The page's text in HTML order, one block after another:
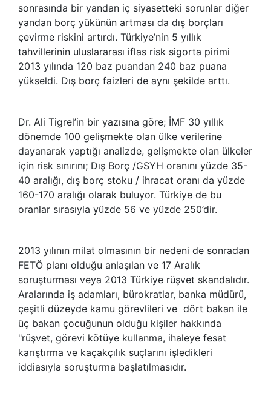
sonrasında bir yandan iç siyasetteki sorunlar diğer
yandan borç yükünün artması da dış borçları
çevirme riskini artırdı. Türkiye’nin 5 yıllık
tahvillerinin uluslararası iflas risk sigorta pirimi
2013 yılında 120 baz puandan 240 baz puana
yükseldi. Dış borç faizleri de aynı şekilde arttı.
Dr. Ali Tigrel’in bir yazısına göre; İMF 30 yıllık
dönemde 100 gelişmekte olan ülke verilerine
dayanarak yaptığı analizde, gelişmekte olan ülkeler
için risk sınırını; Dış Borç /GSYH oranını yüzde 35-
40 aralığı, dış borç stoku / ihracat oranı da yüzde
160-170 aralığı olarak buluyor. Türkiye de bu
oranlar sırasıyla yüzde 56 ve yüzde 250’dir.
2013 yılının milat olmasının bir nedeni de sonradan
FETÖ planı olduğu anlaşılan ve 17 Aralık
soruşturması veya 2013 Türkiye rüşvet skandalıdır.
Aralarında iş adamları, bürokratlar, banka müdürü,
çeşitli düzeyde kamu görevlileri ve dört bakan ile
üç bakan çocuğunun olduğu kişiler hakkında
"rüşvet, görevi kötüye kullanma, ihaleye fesat
karıştırma ve kaçakçılık suçlarını işledikleri
iddiasıyla soruşturma başlatılmasıdır.